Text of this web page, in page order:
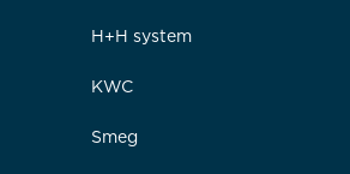
H+H system
KWC
Smeg